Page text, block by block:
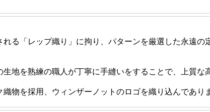
れる「レップ織り」に拘り、パターンを厳選した永遠
地を熟練の職人が丁寧に手縫いをすることで、上質な
物を採用、ウィンザーノットのロゴを織り込んであり